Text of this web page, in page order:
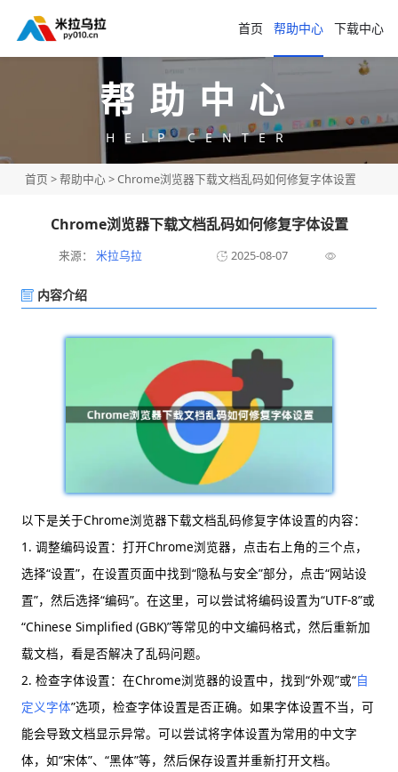
首页 帮助中心 下载中心
帮助中心
HELP CENTER
首页 >帮助中心> Chrome浏览器下载文档乱码如何修复字体设置
Chrome浏览器下载文档乱码如何修复字体设置
来源： 米拉乌拉 2025-08-07
内容介绍
以下是关于Chrome浏览器下载文档乱码修复字体设置的内容：
1. 调整编码设置：打开Chrome浏览器，点击右上角的三个点，
选择“设置”，在设置页面中找到“隐私与安全”部分，点击“网站设
置”，然后选择“编码”。在这里，可以尝试将编码设置为“UTF-8”或
“Chinese Simplified (GBK)”等常见的中文编码格式，然后重新加
载文档，看是否解决了乱码问题。
2. 检查字体设置：在Chrome浏览器的设置中，找到“外观”或“自
定义字体”选项，检查字体设置是否正确。如果字体设置不当，可
能会导致文档显示异常。可以尝试将字体设置为常用的中文字
体，如“宋体”、“黑体”等，然后保存设置并重新打开文档。